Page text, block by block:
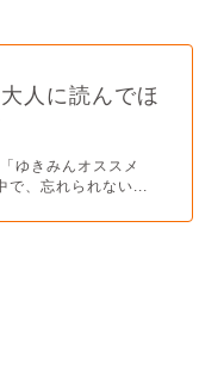
人に読んでほ
ゆきみんオススメ
で、忘れられない...